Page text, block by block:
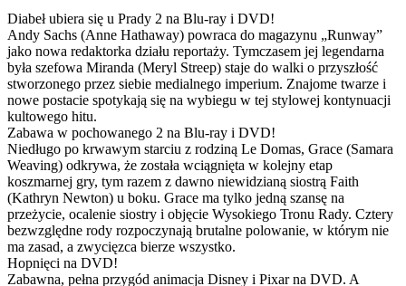
Diabeł ubiera się u Prady 2 na Blu-ray i DVD!
Andy Sachs (Anne Hathaway) powraca do magazynu „Runway”
jako nowa redaktorka działu reportaży. Tymczasem jej legendarna
była szefowa Miranda (Meryl Streep) staje do walki o przyszłość
stworzonego przez siebie medialnego imperium. Znajome twarze i
nowe postacie spotykają się na wybiegu w tej stylowej kontynuacji
kultowego hitu.
Zabawa w pochowanego 2 na Blu-ray i DVD!
Niedługo po krwawym starciu z rodziną Le Domas, Grace (Samara
Weaving) odkrywa, że została wciągnięta w kolejny etap
koszmarnej gry, tym razem z dawno niewidzianą siostrą Faith
(Kathryn Newton) u boku. Grace ma tylko jedną szansę na
przeżycie, ocalenie siostry i objęcie Wysokiego Tronu Rady. Cztery
bezwzględne rody rozpoczynają brutalne polowanie, w którym nie
ma zasad, a zwycięzca bierze wszystko.
Hopnięci na DVD!
Zabawna, pełna przygód animacja Disney i Pixar na DVD. A